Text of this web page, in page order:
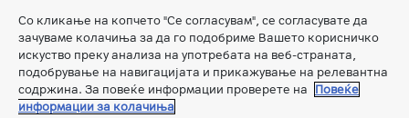
A1 Slovenia
A1 Digital
Со кликање на копчето "Се согласувам", се согласувате да
зачуваме колачиња за да го подобриме Вашето корисничко
искуство преку анализа на употребата на веб-страната,
подобрување на навигацијата и прикажување на релевантна
содржина. За повеќе информации проверете на
Повеќе
информации за колачиња